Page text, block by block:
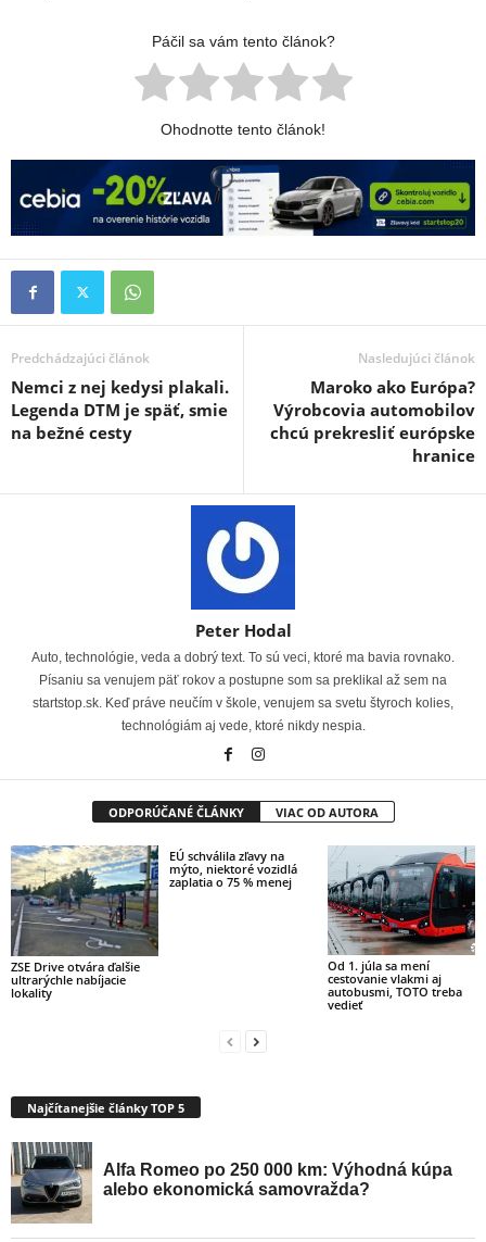
Páčil sa vám tento článok?
Ohodnotte tento článok!
Predchádzajúci článok
Nemci z nej kedysi plakali.
Legenda DTM je späť, smie
na bežné cesty
Nasledujúci článok
Maroko ako Európa?
Výrobcovia automobilov
chcú prekresliť európske
hranice
Peter Hodal
Auto, technológie, veda a dobrý text. To sú veci, ktoré ma bavia rovnako.
Písaniu sa venujem päť rokov a postupne som sa preklikal až sem na
startstop.sk. Keď práve neučím v škole, venujem sa svetu štyroch kolies,
technológiám aj vede, ktoré nikdy nespia.
ODPORÚČANÉ ČLÁNKY VIAC OD AUTORA
ZSE Drive otvára ďalšie
ultrarýchle nabíjacie
lokality
EÚ schválila zľavy na
mýto, niektoré vozidlá
zaplatia o 75 % menej
Od 1. júla sa mení
cestovanie vlakmi aj
autobusmi, TOTO treba
vedieť
Najčítanejšie články TOP 5